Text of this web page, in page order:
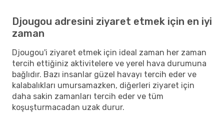
Djougou adresini ziyaret etmek için en iyi
zaman
Djougou'i ziyaret etmek için ideal zaman her zaman
tercih ettiğiniz aktivitelere ve yerel hava durumuna
bağlıdır. Bazı insanlar güzel havayı tercih eder ve
kalabalıkları umursamazken, diğerleri ziyaret için
daha sakin zamanları tercih eder ve tüm
koşuşturmacadan uzak durur.